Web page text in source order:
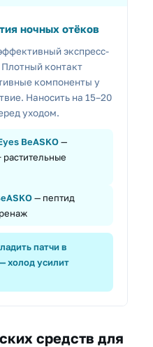
ночных отёков
экспресс-
контакт
компоненты у
Наносить на 15–20
уходом.
BeASKO—
растительные
— пептид
патчи в
холод усилит
средств для